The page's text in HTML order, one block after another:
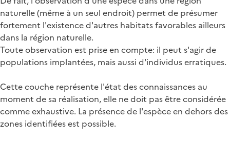
naturelle (même à un seul endroit) permet de présumer
fortement l'existence d'autres habitats favorables ailleurs
dans la région naturelle.
Toute observation est prise en compte: il peut s'agir de
populations implantées, mais aussi d'individus erratiques.
Cette couche représente l'état des connaissances au
moment de sa réalisation, elle ne doit pas être considérée
comme exhaustive. La présence de l'espèce en dehors des
zones identifiées est possible.